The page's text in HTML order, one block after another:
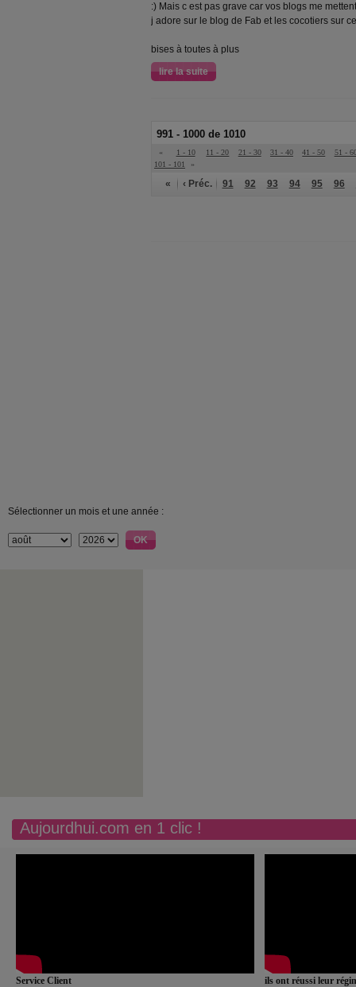
:) Mais c est pas grave car vos blogs me
j adore sur le blog de Fab et les cocotiers sur
bises à toutes à plus
lire la suite
991 - 1000 de 1010
« 1 - 10 11 - 20 21 - 30 31 - 40 41 - 50
51 -
101 - 101
»
« ‹ Préc. 91 92 93 94 95 96
Sélectionner un mois et une année :
Aujourdhui.com en 1 clic !
Service Client
ils ont réussi leur